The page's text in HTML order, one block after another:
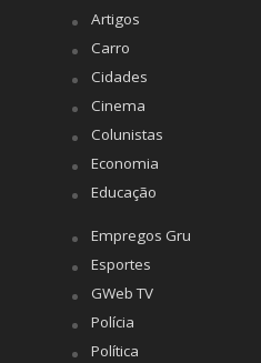
Artigos
Carro
Cidades
Cinema
Colunistas
Economia
Educação
Empregos Gru
Esportes
GWeb TV
Polícia
Política